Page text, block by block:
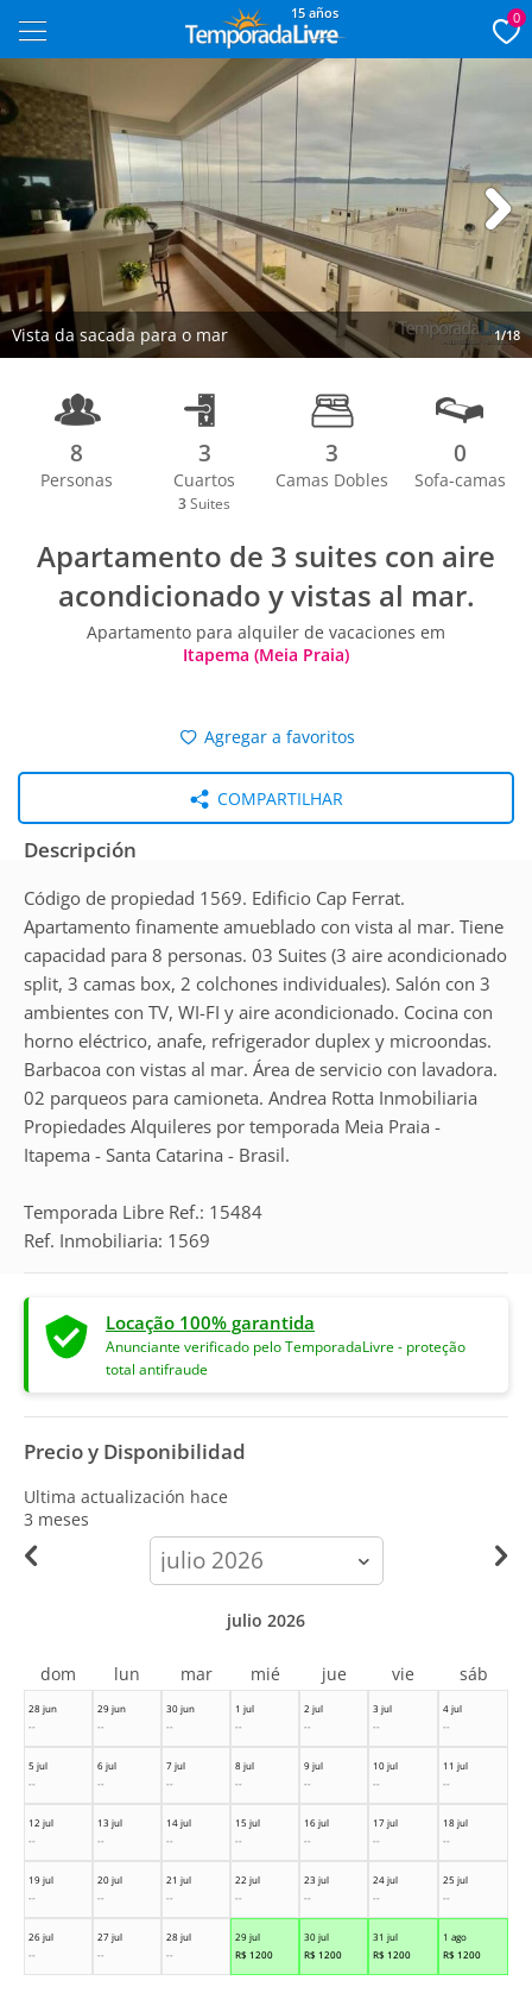
15 años 0
Vista da sacada para o mar 1/18
Next
8
Personas
3
Cuartos
3 Suites
3
Camas Dobles
0
Sofa-camas
Apartamento de 3 suites con aire
acondicionado y vistas al mar.
Apartamento para alquiler de vacaciones em
Itapema (Meia Praia)
Agregar a favoritos
COMPARTILHAR
Descripción
Código de propiedad 1569. Edificio Cap Ferrat.
Apartamento finamente amueblado con vista al mar. Tiene
capacidad para 8 personas. 03 Suites (3 aire acondicionado
split, 3 camas box, 2 colchones individuales). Salón con 3
ambientes con TV, WI-FI y aire acondicionado. Cocina con
horno eléctrico, anafe, refrigerador duplex y microondas.
Barbacoa con vistas al mar. Área de servicio con lavadora.
02 parqueos para camioneta. Andrea Rotta Inmobiliaria
Propiedades Alquileres por temporada Meia Praia -
Itapema - Santa Catarina - Brasil.
Temporada Libre Ref.: 15484
Ref. Inmobiliaria: 1569
Locação 100% garantida
Anunciante verificado pelo TemporadaLivre - proteção
total antifraude
Precio y Disponibilidad
Ultima actualización hace
3 meses
calendar-
month
28 jun
--
29 jun
--
30 jun
--
1 jul
--
2 jul
--
3 jul
--
4 jul
--
5 jul
--
6 jul
--
7 jul
--
8 jul
--
9 jul
--
10 jul
--
11 jul
--
12 jul
--
13 jul
--
14 jul
--
15 jul
--
16 jul
--
17 jul
--
18 jul
--
19 jul
--
20 jul
--
21 jul
--
22 jul
--
23 jul
--
24 jul
--
25 jul
--
26 jul
--
27 jul
--
28 jul
--
29 jul
R$ 1200
30 jul
R$ 1200
31 jul
R$ 1200
1 ago
R$ 1200
julio 2026
dom lun mar mié jue vie sáb